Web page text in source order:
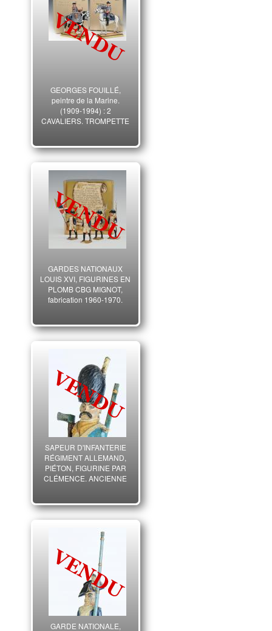
GEORGES FOUILLÉ,
peintre de la Marine.
(1909-1994) : 2
CAVALIERS, TROMPETTE
LA MAISON MILITAIRE DU
ROI 1740, Ancienne
Monarchie, XX° siècle.
255/256-28020JC
GARDES NATIONAUX
LOUIS XVI, FIGURINES EN
PLOMB CBG MIGNOT,
fabrication 1960-1970,
SAPEUR D'INFANTERIE
RÉGIMENT ALLEMAND,
PIÉTON, FIGURINE PAR
CLÉMENCE, ANCIENNE
GARDE NATIONALE,